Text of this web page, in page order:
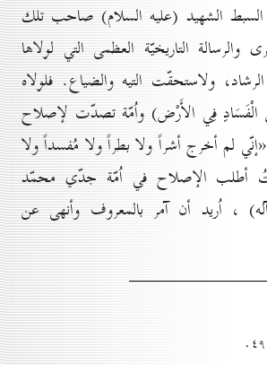
الشهيد (عليه السلام) صاحب تلك
والرسالة التاريخيّة العظمى التي لولاها
ولاستحقّت التيه والضياع. فلولاه
الْفَسَادِ فِي الأَرْض) واُمّة تصدّت لإصلاح
لم أخرج أشراً ولا بطراً ولا مُفسداً ولا
أطلب الإصلاح في اُمّة جدّي محمّد
، اُريد أن آمر بالمعروف وأنهى عن